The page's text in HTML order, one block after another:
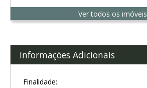
Ver todos os imóveis
Informações Adicionais
Finalidade: